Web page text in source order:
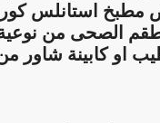
استانلس
حلة اطقم الصحى من
او كابينة شاور